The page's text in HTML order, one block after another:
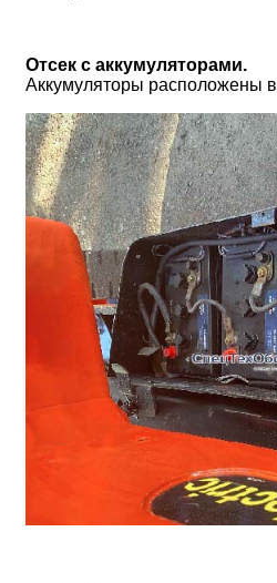
Отсек с аккумуляторами.
Аккумуляторы расположены в